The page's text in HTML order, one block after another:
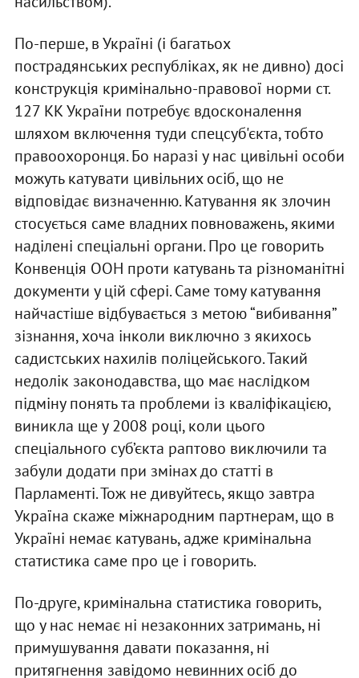
По-перше, в Україні (і багатьох
пострадянських республіках, як не дивно) досі
конструкція кримінально-правової норми ст.
127 КК України потребує вдосконалення
шляхом включення туди спецсуб'єкта, тобто
правоохоронця. Бо наразі у нас цивільні особи
можуть катувати цивільних осіб, що не
відповідає визначенню. Катування як злочин
стосується саме владних повноважень, якими
наділені спеціальні органи. Про це говорить
Конвенція ООН проти катувань та різноманітні
документи у цій сфері. Саме тому катування
найчастіше відбувається з метою “вибивання”
зізнання, хоча інколи виключно з якихось
садистських нахилів поліцейського. Такий
недолік законодавства, що має наслідком
підміну понять та проблеми із кваліфікацією,
виникла ще у 2008 році, коли цього
спеціального суб’єкта раптово виключили та
забули додати при змінах до статті в
Парламенті. Тож не дивуйтесь, якщо завтра
Україна скаже міжнародним партнерам, що в
Україні немає катувань, адже кримінальна
статистика саме про це і говорить.
По-друге, кримінальна статистика говорить,
що у нас немає ні незаконних затримань, ні
примушування давати показання, ні
притягнення завідомо невинних осіб до